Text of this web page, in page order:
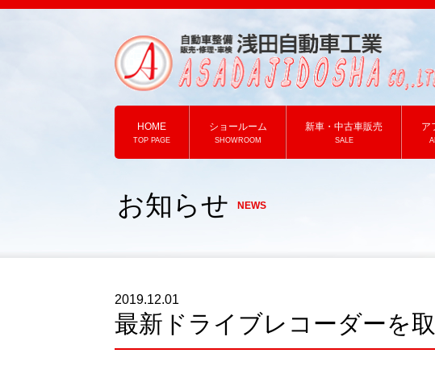
HOME
TOP PAGE
ショールーム
SHOWROOM
新車・中古車販売
SALE
ア
お知らせ NEWS
2019.12.01
最新ドライブレコーダーを取